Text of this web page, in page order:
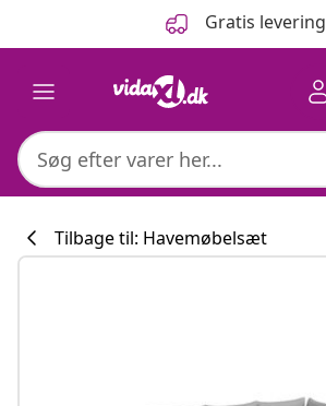
Gratis levering
Tilbage til: Havemøbelsæt